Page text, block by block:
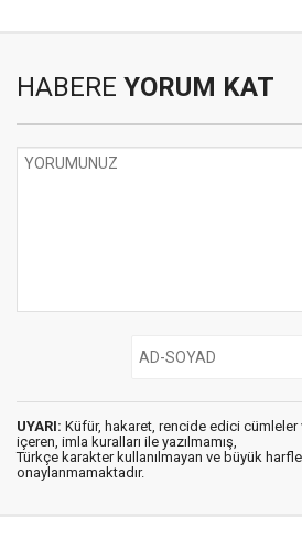
HABERE YORUM KAT
UYARI: Küfür, hakaret, rencide edici cümleler
içeren, imla kuralları ile yazılmamış,
Türkçe karakter kullanılmayan ve büyük
onaylanmamaktadır.